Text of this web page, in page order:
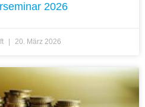
2026
20. März 2026